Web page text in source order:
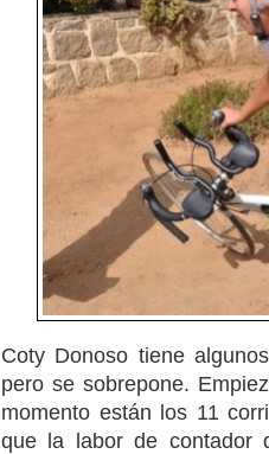
Coty Donoso tiene
pero se sobrepone.
momento están los 11
que la labor de contador